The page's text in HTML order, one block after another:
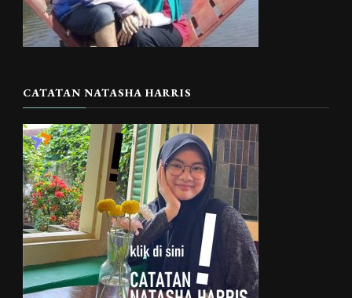
CATATAN NATASHA HARRIS